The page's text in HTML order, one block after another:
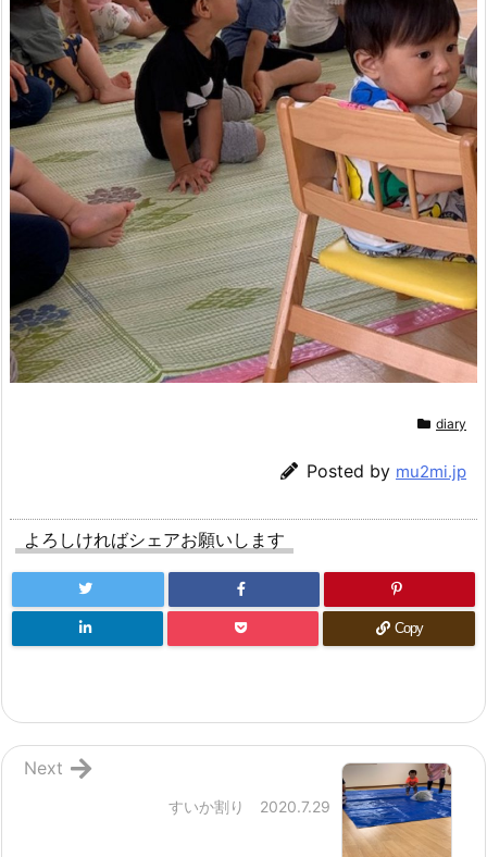
diary
Posted by mu2mi.jp
よろしければシェアお願いします
Copy
すいか割り 2020.7.29
Next